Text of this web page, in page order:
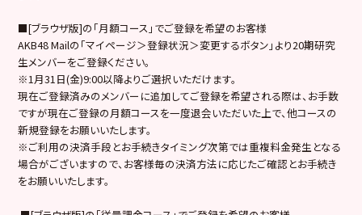
■[ブラウザ版]の「月額コース」でご登録を希望のお客様
AKB48 Mailの「マイページ＞登録状況＞変更するボタン」より20期研究
生メンバーをご登録ください。
※1月31日(金)9:00以降よりご選択いただけます。
現在ご登録済みのメンバーに追加してご登録を希望される際は、お手数
ですが現在ご登録の月額コースを一度退会いただいた上で、他コースの
新規登録をお願いいたします。
※ご利用の決済手段とお手続きタイミング次第では重複料金発生となる
場合がございますので、お客様毎の決済方法に応じたご確認とお手続き
をお願いいたします。